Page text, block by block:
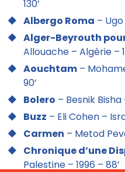
130’
Albergo Roma –
Alger-Beyrouth
Allouache – Algérie –
Aouchtam –
90’
Bolero – Besnik
Buzz – Eli Cohen –
Carmen – Metod
Chronique d’une
Palestine – 1996 – 88’